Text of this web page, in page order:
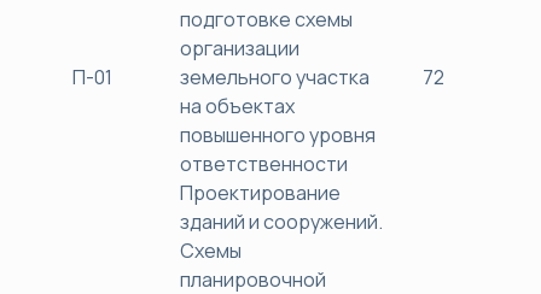
П-01
подготовке схемы
организации
земельного участка
на объектах
повышенного уровня
ответственности
72
Проектирование
зданий и сооружений.
Схемы
планировочной